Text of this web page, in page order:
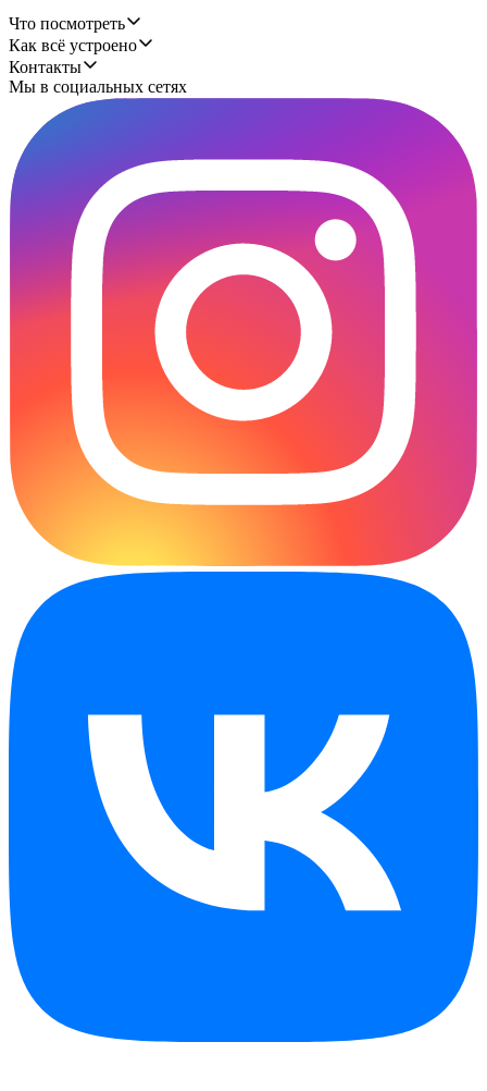
Что посмотреть
Как всё устроено
Контакты
Мы в социальных сетях